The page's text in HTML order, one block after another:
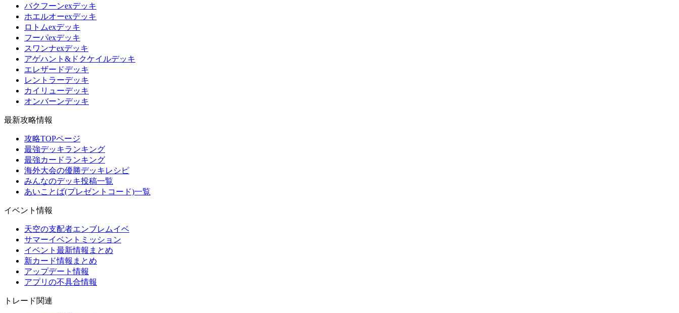
バクフーンexデッキ
ホエルオーexデッキ
ロトムexデッキ
フーパexデッキ
スワンナexデッキ
アゲハント&ドクケイルデッキ
エレザードデッキ
レントラーデッキ
カイリューデッキ
オンバーンデッキ
最新攻略情報
攻略TOPページ
最強デッキランキング
最強カードランキング
海外大会の優勝デッキレシピ
みんなのデッキ投稿一覧
あいことば(プレゼントコード)一覧
イベント情報
天空の支配者エンブレムイベ
サマーイベントミッション
イベント最新情報まとめ
新カード情報まとめ
アップデート情報
アプリの不具合情報
トレード関連